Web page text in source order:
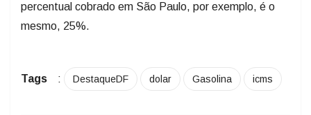
percentual cobrado em São Paulo, por exemplo, é o
mesmo, 25%.
Tags : DestaqueDF dolar Gasolina icms